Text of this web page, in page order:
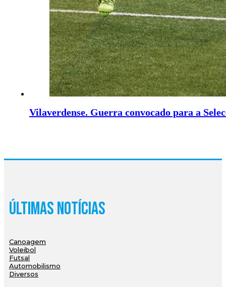
Vilaverdense. Guerra convocado para a
Últimas Notícias
Canoagem
Voleibol
Futsal
Automobilismo
Diversos